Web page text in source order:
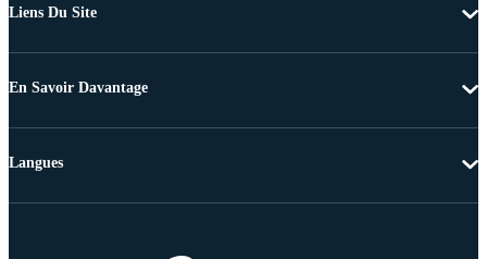
Liens Du Site
En Savoir Davantage
Langues